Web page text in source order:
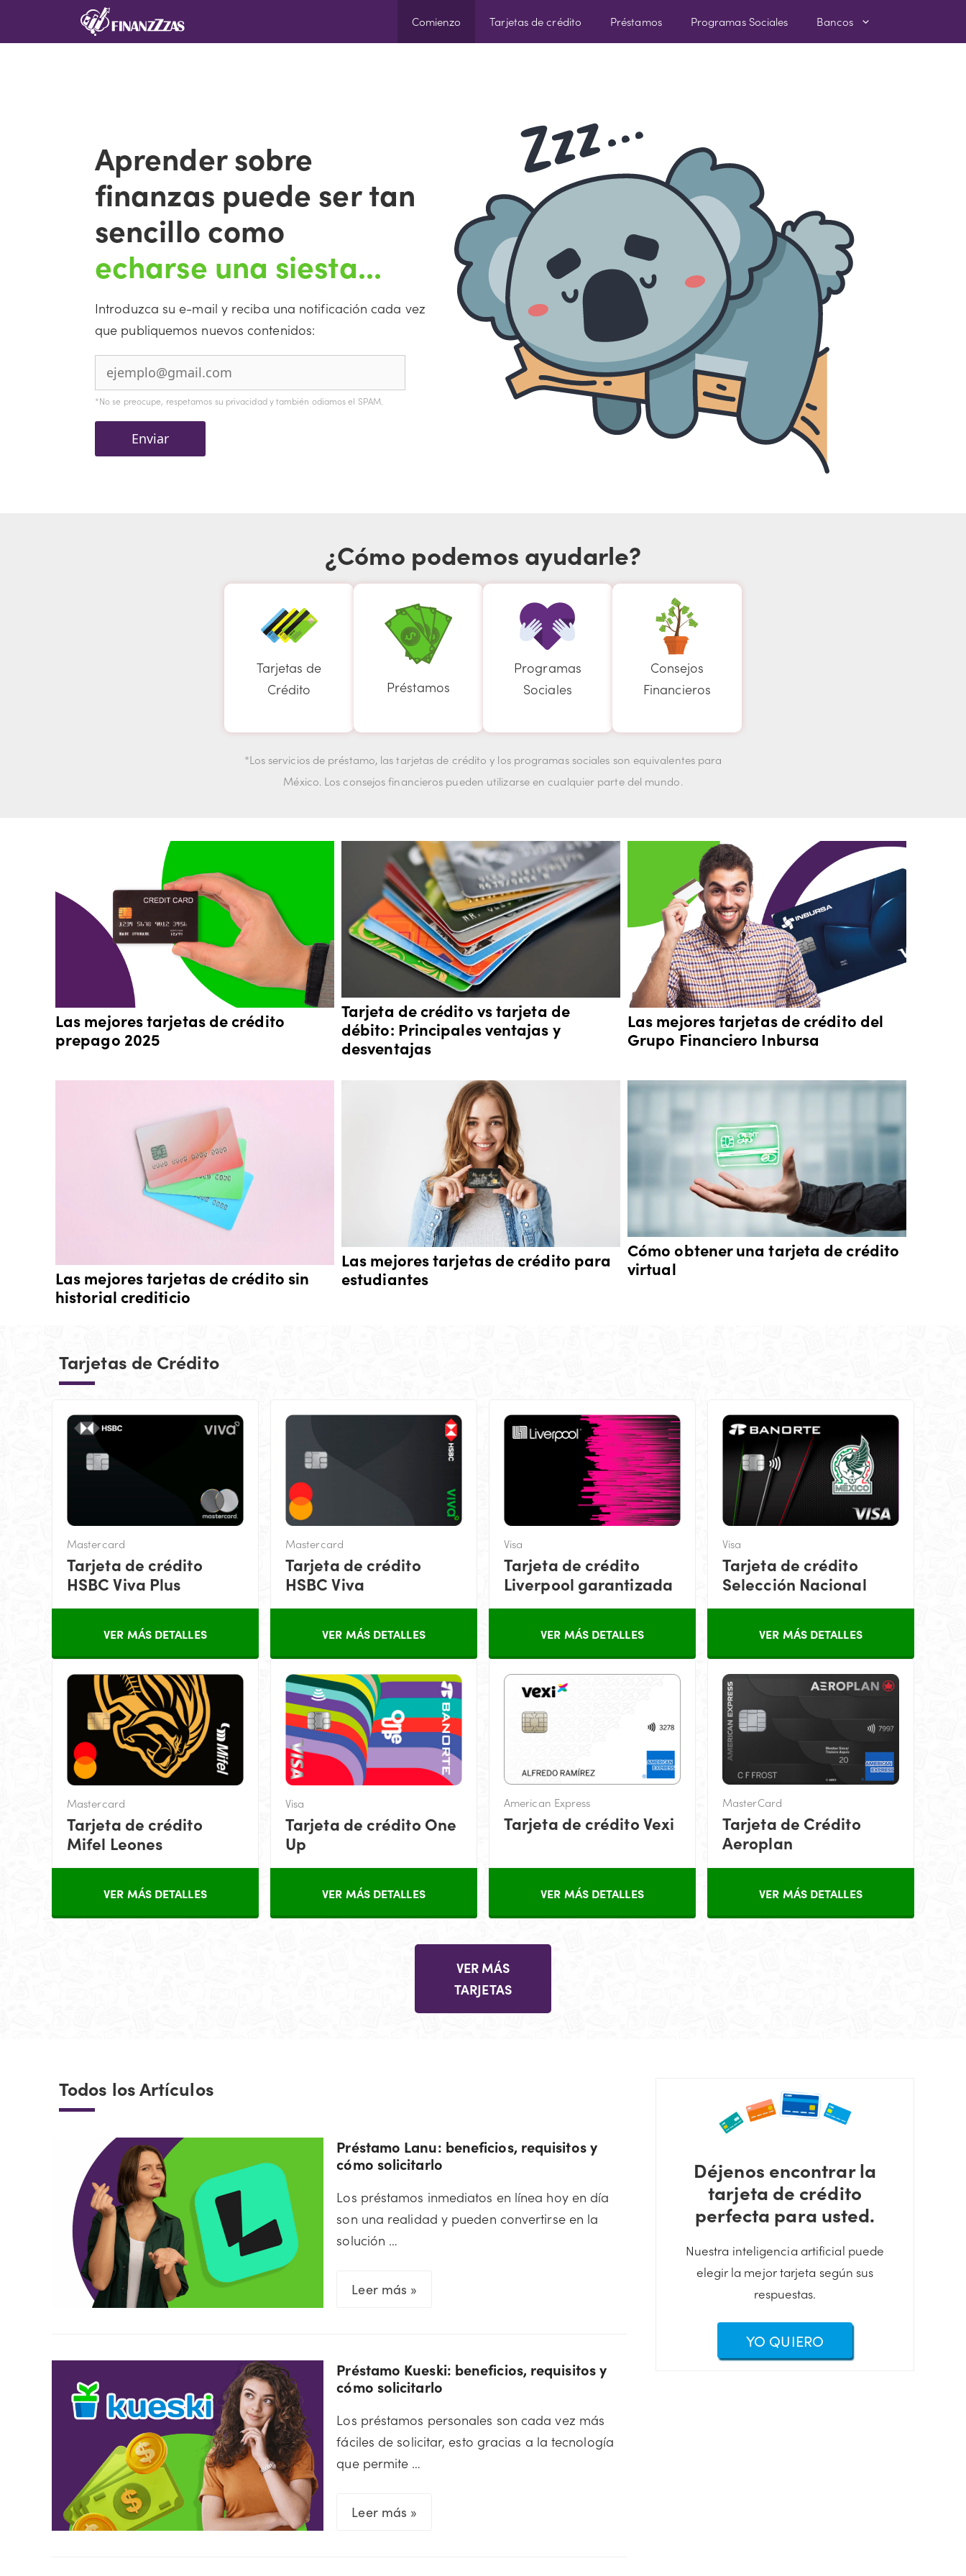
Comienzo Tarjetas de crédito Préstamos Programas Sociales Bancos
Aprender sobre
finanzas puede ser tan
sencillo como
echarse una siesta...
Introduzca su e-mail y reciba una notificación cada vez
que publiquemos nuevos contenidos:
*No se preocupe, respetamos su privacidad y también odiamos el SPAM.
Enviar
¿Cómo podemos ayudarle?
Tarjetas de
Crédito
Préstamos
Programas
Sociales
Consejos
Financieros
*Los servicios de préstamo, las tarjetas de crédito y los programas sociales son equivalentes para
México. Los consejos financieros pueden utilizarse en cualquier parte del mundo.
Las mejores tarjetas de crédito
prepago 2025
Tarjeta de crédito vs tarjeta de
débito: Principales ventajas y
desventajas
Las mejores tarjetas de crédito del
Grupo Financiero Inbursa
Las mejores tarjetas de crédito sin
historial crediticio
Las mejores tarjetas de crédito para
estudiantes
Cómo obtener una tarjeta de crédito
virtual
Tarjetas de Crédito
Mastercard
Tarjeta de crédito
HSBC Viva Plus
VER MÁS DETALLES
Mastercard
Tarjeta de crédito
HSBC Viva
VER MÁS DETALLES
Visa
Tarjeta de crédito
Liverpool garantizada
VER MÁS DETALLES
Visa
Tarjeta de crédito
Selección Nacional
VER MÁS DETALLES
Mastercard
Tarjeta de crédito
Mifel Leones
VER MÁS DETALLES
Visa
Tarjeta de crédito One
Up
VER MÁS DETALLES
American Express
Tarjeta de crédito Vexi
VER MÁS DETALLES
MasterCard
Tarjeta de Crédito
Aeroplan
VER MÁS DETALLES
VER MÁS
TARJETAS
Todos los Artículos
Préstamo Lanu: beneficios, requisitos y
cómo solicitarlo
Los préstamos inmediatos en línea hoy en día
son una realidad y pueden convertirse en la
solución …
Leer más »
y
cómo
solicitarlo
Préstamo Kueski: beneficios, requisitos y
cómo solicitarlo
Los préstamos personales son cada vez más
fáciles de solicitar, esto gracias a la tecnología
que permite …
Leer más »
Déjenos encontrar la
tarjeta de crédito
perfecta para usted.
Nuestra inteligencia artificial puede
elegir la mejor tarjeta según sus
respuestas.
YO QUIERO